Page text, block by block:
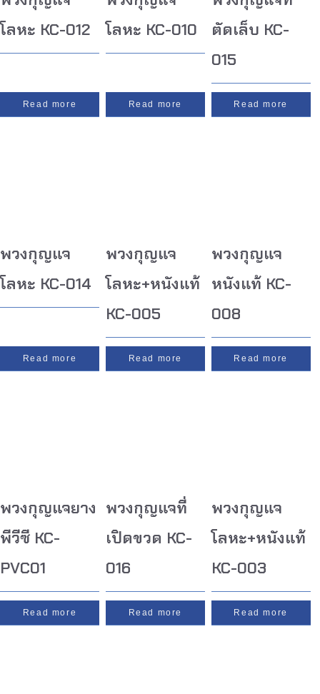
โลหะ KC-012
Read more
โลหะ KC-010
Read more
ตัดเล็บ KC-
015
Read more
พวงกุญแจ
โลหะ KC-014
Read more
พวงกุญแจ
โลหะ+หนังแท้
KC-005
Read more
พวงกุญแจ
หนังแท้ KC-
008
Read more
พวงกุญแจยาง
พีวีซี KC-
PVC01
Read more
พวงกุญแจที่
เปิดขวด KC-
016
Read more
พวงกุญแจ
โลหะ+หนังแท้
KC-003
Read more